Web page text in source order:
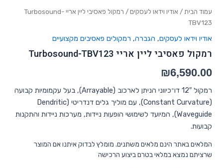
עמוד הבית / אודיו וידאו לעסקים
/ רמקול פאסיבי ליין אריי Turbosound-
TBV123
אודיו וידאו לעסקים, הגברה, רמקולים פאסיבים מקצועיים
רמקול פאסיבי ליין אריי Turbosound-TBV123
₪6,590.00
רמקול 12″ דו־כיווני הניתן לארכוב (Arrayable), בעל עקמומיות קבועה
(Constant Curvature), עם מוליך גלים דנדריטי (Dendritic
Waveguide), המיועד לשימושי הופעות ניידות, מערכות ניידות והתקנות
קבועות.
המלאים באתר הינם מלאים משתנים. מומלץ לבדוק איתנו אם המוצר
שרציתם נמצא במלאי בטרם ביצוע הרכישה